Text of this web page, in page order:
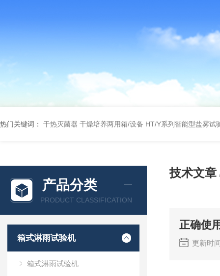
热门关键词： 干热灭菌器 干燥培养两用箱/设备 HT/Y系列智能型盐雾试
产品分类
PRODUCT CLASSIFICATION
箱式淋雨试验机
箱式淋雨试验机
技术文章
正确使
更新时